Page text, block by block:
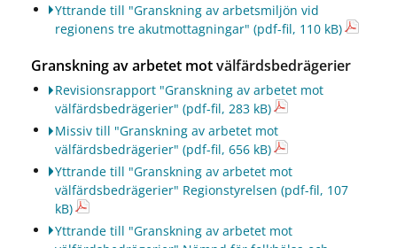
Yttrande till "Granskning av arbetsmiljön vid
regionens tre akutmottagningar" (pdf-fil, 110 kB)
Granskning av arbetet motvälfärdsbedrägerier
Revisionsrapport "Granskning av arbetet mot
välfärdsbedrägerier" (pdf-fil, 283 kB)
Missiv till "Granskning av arbetet mot
välfärdsbedrägerier" (pdf-fil, 656 kB)
Yttrande till "Granskning av arbetet mot
välfärdsbedrägerier" Regionstyrelsen (pdf-fil, 107
kB)
Yttrande till "Granskning av arbetet mot